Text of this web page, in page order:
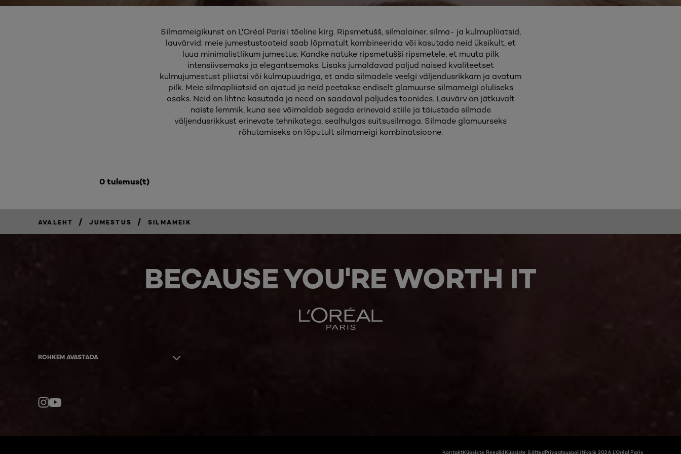
Silmameigikunst on L'Oréal Paris'i tõeline kirg. Ripsmetušš, silmalainer, silma- ja kulmupliiatsid,
lauvärvid: meie jumestustooteid saab lõpmatult kombineerida või kasutada neid üksikult, et
luua minimalistlikum jumestus. Kandke natuke ripsmetušši ripsmetele, et muuta pilk
intensiivsemaks ja elegantsemaks. Lisaks jumaldavad paljud naised kvaliteetset
kulmujumestust pliiatsi või kulmupuudriga, et anda silmadele veelgi väljendusrikkam ja avatum
pilk. Meie silmapliiatsid on ajatud ja neid peetakse endiselt glamuurse silmameigi oluliseks
osaks. Neid on lihtne kasutada ja need on saadaval paljudes toonides. Lauvärv on jätkuvalt
naiste lemmik, kuna see võimaldab segada erinevaid stiile ja täiustada silmade
väljendusrikkust erinevate tehnikatega, sealhulgas suitsusilmaga. Silmade glamuurseks
rõhutamiseks on lõputult silmameigi kombinatsioone.
0 tulemus(t)
AVALEHT / JUMESTUS / SILMAMEIK
BECAUSE YOU'RE WORTH IT
ROHKEM AVASTADA
KontaktKüpsiste ReeglidKüpsiste SättedPrivaatsuspoliitika@ 2026 L'Oréal Paris